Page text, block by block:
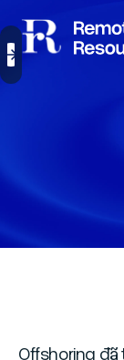
Offshoring